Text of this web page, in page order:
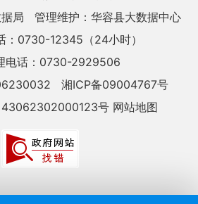
局
管理维护：华容县大数据中心
：0730-12345（24小时）
电话：0730-2929506
湘ICP备09004767号
43062302000123号 网站地图